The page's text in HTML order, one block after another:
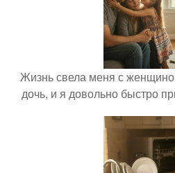
Жизнь свела меня с
дочь, и я довольно быстро